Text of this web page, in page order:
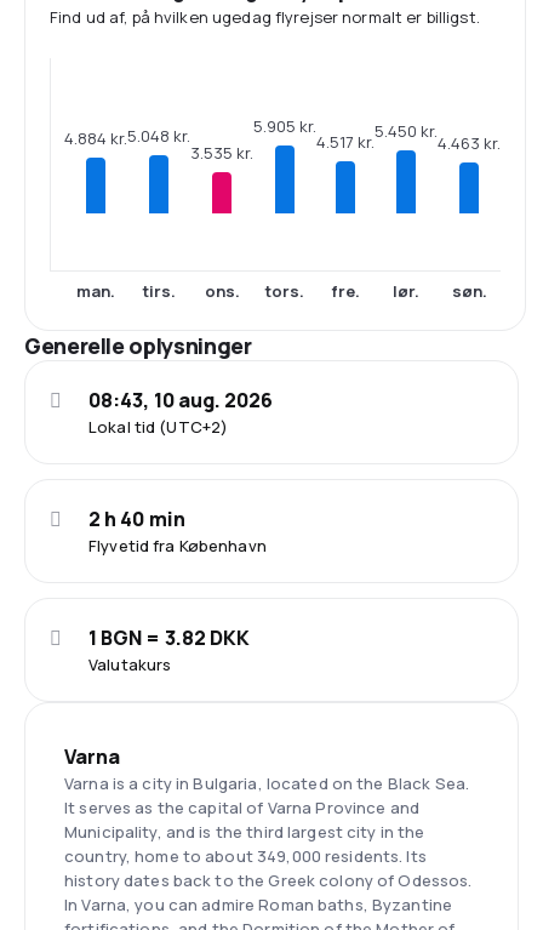
Find ud af, på hvilken ugedag flyrejser normalt er billigst.
4.884 kr.
man.
5.048 kr.
tirs.
3.535 kr.
ons.
5.905 kr.
tors.
4.517 kr.
fre.
5.450 kr.
lør.
4.463 kr.
søn.
Generelle oplysninger
Lokal tid (UTC+2)
08:43, 10 aug. 2026
Flyvetid fra København
2 h 40 min
Valutakurs
1 BGN = 3.82 DKK
Varna
Varna is a city in Bulgaria, located on the Black Sea.
It serves as the capital of Varna Province and
Municipality, and is the third largest city in the
country, home to about 349,000 residents. Its
history dates back to the Greek colony of Odessos.
In Varna, you can admire Roman baths, Byzantine